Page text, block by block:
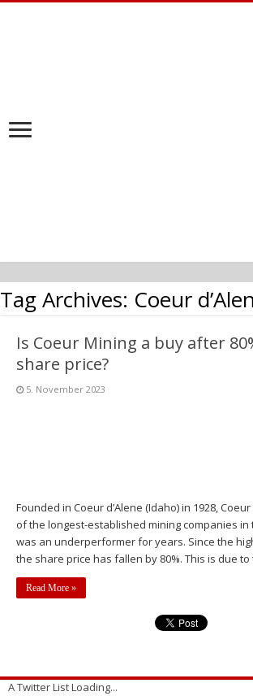
Tag Archives: Coeur
Is Coeur Mining a buy after
share price?
5. November 2023
Founded in Coeur d’Alene (Idaho) in 1928,
of the longest-established mining companies in
was an underperformer for years. Since the
the share price has fallen by 80%. This is due
Read More »
A Twitter List Loading...